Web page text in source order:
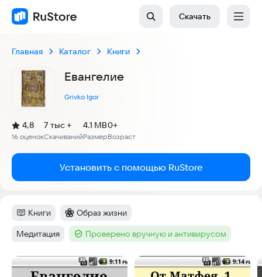
Скачать
Главная Каталог Книги
Евангелие
Grivko Igor
Рейтинг:
4,8
(
16 оценок
)
Скачиваний
7 тыс +
Размер
4.1 MB
Возраст
0+
Установить с помощью RuStore
Категория
Книги Категория:
Образ жизни
Тег:
Медитация Тег :Проверено вручную и антивирусом
Скриншоты